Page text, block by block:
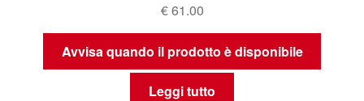
€61.00
Avvisa quando il prodotto è disponibile
Leggi tutto